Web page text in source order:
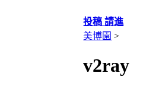
投稿 請進
美博園 >
v2ray